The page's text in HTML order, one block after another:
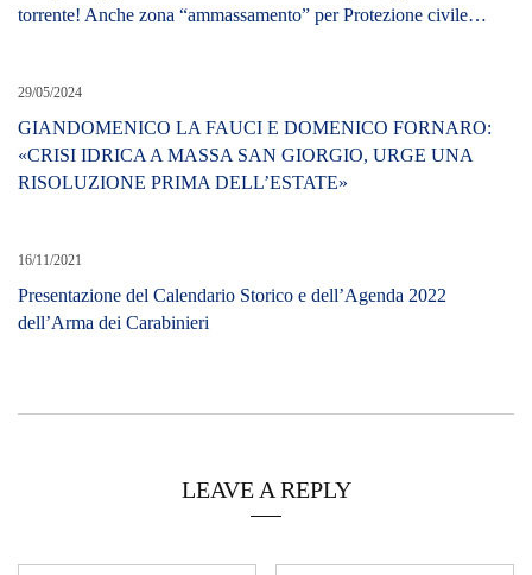
torrente! Anche zona “ammassamento” per Protezione civile…
29/05/2024
GIANDOMENICO LA FAUCI E DOMENICO FORNARO:
«CRISI IDRICA A MASSA SAN GIORGIO, URGE UNA
RISOLUZIONE PRIMA DELL’ESTATE»
16/11/2021
​Presentazione del Calendario Storico e dell’Agenda 2022
dell’Arma dei Carabinieri
LEAVE A REPLY